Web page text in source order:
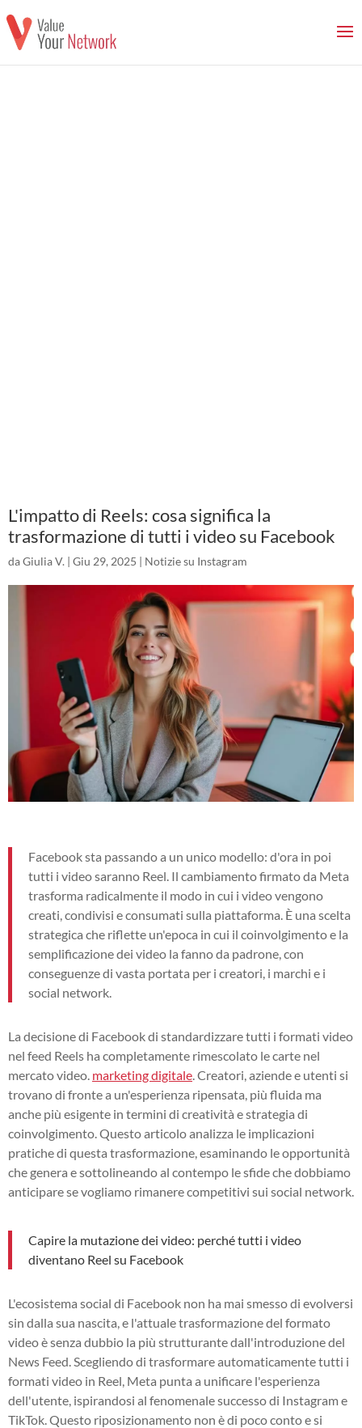
L'impatto di Reels: cosa significa la
trasformazione di tutti i video su Facebook
daGiulia V. | Giu 29, 2025 | Notizie su Instagram
Facebook sta passando a un unico modello: d'ora in poi
tutti i video saranno Reel. Il cambiamento firmato da Meta
trasforma radicalmente il modo in cui i video vengono
creati, condivisi e consumati sulla piattaforma. È una scelta
strategica che riflette un'epoca in cui il coinvolgimento e la
semplificazione dei video la fanno da padrone, con
conseguenze di vasta portata per i creatori, i marchi e i
social network.
La decisione di Facebook di standardizzare tutti i formati video
nel feed Reels ha completamente rimescolato le carte nel
mercato video. marketing digitale . Creatori, aziende e utenti si
trovano di fronte a un'esperienza ripensata, più fluida ma
anche più esigente in termini di creatività e strategia di
coinvolgimento. Questo articolo analizza le implicazioni
pratiche di questa trasformazione, esaminando le opportunità
che genera e sottolineando al contempo le sfide che dobbiamo
anticipare se vogliamo rimanere competitivi sui social network.
Capire la mutazione dei video: perché tutti i video
diventano Reel su Facebook
L'ecosistema social di Facebook non ha mai smesso di evolversi
sin dalla sua nascita, e l'attuale trasformazione del formato
video è senza dubbio la più strutturante dall'introduzione del
News Feed. Scegliendo di trasformare automaticamente tutti i
formati video in Reel, Meta punta a unificare l'esperienza
dell'utente, ispirandosi al fenomenale successo di Instagram e
TikTok. Questo riposizionamento non è di poco conto e si